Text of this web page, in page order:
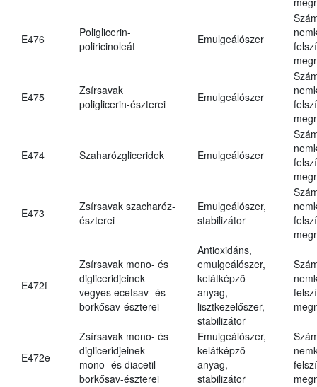
E476
Poliglicerin-
poliricinoleát
Emulgeálószer
E475
Zsírsavak
poliglicerin-észterei
Emulgeálószer
E474 Szaharózgliceridek Emulgeálószer
E473
Zsírsavak szacharóz-
észterei
Emulgeálószer,
stabilizátor
E472f
Zsírsavak mono- és
digliceridjeinek
vegyes ecetsav- és
borkősav-észterei
Antioxidáns,
emulgeálószer,
kelátképző
anyag,
lisztkezelőszer,
stabilizátor
E472e
Zsírsavak mono- és
digliceridjeinek
mono- és diacetil-
borkősav-észterei
Emulgeálószer,
kelátképző
anyag,
stabilizátor